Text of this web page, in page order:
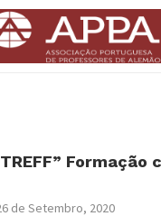
Formação
de Setembro, 2020